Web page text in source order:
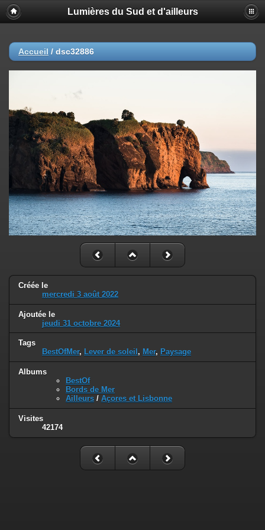
Lumières du Sud et d'ailleurs
Accueil / dsc32886
Créée le
mercredi 3 août 2022
Ajoutée le
jeudi 31 octobre 2024
Tags
BestOfMer, Lever de soleil , Mer, Paysage
Albums
BestOf
Bords de Mer
Ailleurs / Açores et Lisbonne
Visites
42174